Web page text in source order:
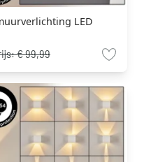
LED
€ 99,99